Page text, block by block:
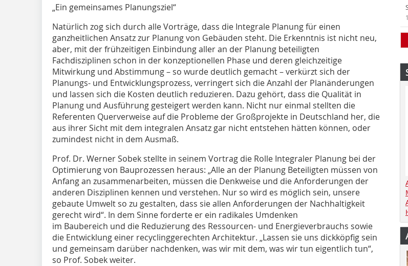
„Ein gemeinsames Planungsziel“
Natürlich zog sich durch alle Vorträge, dass die Integrale Planung für einen
ganzheitlichen Ansatz zur Planung von Gebäuden steht. Die Erkenntnis ist nicht neu,
aber, mit der frühzeitigen Einbindung aller an der Planung beteiligten
Fachdisziplinen schon in der konzeptionellen Phase und deren gleichzeitige
Mitwirkung und Abstimmung – so wurde deutlich gemacht – verkürzt sich der
Planungs- und Entwicklungsprozess, verringert sich die Anzahl der Planänderungen
und lassen sich die Kosten deutlich reduzieren. Dazu gehört, dass die Qualität in
Planung und Ausführung gesteigert werden kann. Nicht nur einmal stellten die
Referenten Querverweise auf die Probleme der Großprojekte in Deutschland her, die
aus ihrer Sicht mit dem integralen Ansatz gar nicht entstehen hätten können, oder
zumindest nicht in dem Ausmaß.
Prof. Dr. Werner Sobek stellte in seinem Vortrag die Rolle Integraler Planung bei der
Optimierung von Bauprozessen heraus: „Alle an der Planung Beteiligten müssen von
Anfang an zusammenarbeiten, müssen die Denkweise und die Anforderungen der
anderen Disziplinen kennen und verstehen. Nur so wird es möglich sein, unsere
gebaute Umwelt so zu gestalten, dass sie allen Anforderungen der Nachhaltigkeit
gerecht wird“. In dem Sinne forderte er ein radikales Umdenken
im Baubereich und die Reduzierung des Ressourcen- und Energieverbrauchs sowie
die Entwicklung einer recyclinggerechten Architektur. „Lassen sie uns dickköpfig sein
und gemeinsam darüber nachdenken, was wir mit dem, was wir tun eigentlich tun“,
so Prof. Sobek weiter.